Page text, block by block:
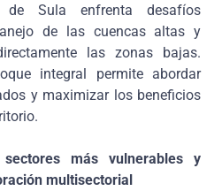
Sula enfrenta desafíos
de las cuencas altas y
las zonas bajas.
integral permite abordar
y maximizar los beneficios
más vulnerables y
multisectorial